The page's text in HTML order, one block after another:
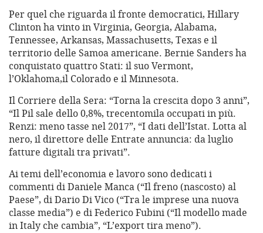
Per quel che riguarda il fronte democratici, Hillary
Clinton ha vinto in Virginia, Georgia, Alabama,
Tennessee, Arkansas, Massachusetts, Texas e il
territorio delle Samoa americane. Bernie Sanders ha
conquistato quattro Stati: il suo Vermont,
l’Oklahoma,il Colorado e il Minnesota.
Il Corriere della Sera: “Torna la crescita dopo 3 anni”,
“Il Pil sale dello 0,8%, trecentomila occupati in più.
Renzi: meno tasse nel 2017”, “I dati dell’Istat. Lotta al
nero, il direttore delle Entrate annuncia: da luglio
fatture digitali tra privati”.
Ai temi dell’economia e lavoro sono dedicati i
commenti di Daniele Manca (“Il freno (nascosto) al
Paese”, di Dario Di Vico (“Tra le imprese una nuova
classe media”) e di Federico Fubini (“Il modello made
in Italy che cambia”, “L’export tira meno”).